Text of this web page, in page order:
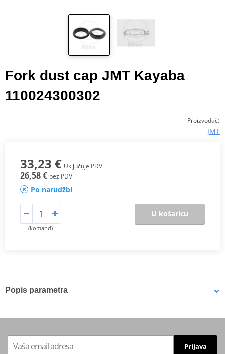
Fork dust cap JMT Kayaba
110024300302
Proizvođač:
JMT
33,23 € Uključuje PDV
26,58 € bez PDV
Po narudžbi
(komand)
U košaricu
Popis parametra
(H)
Prijava